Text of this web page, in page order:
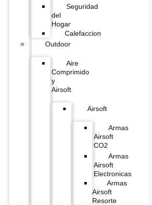
Seguridad
del
Hogar
Calefaccion
Outdoor
Aire
Comprimido
y
Airsoft
Airsoft
Armas
Airsoft
CO2
Armas
Airsoft
Electronicas
Armas
Airsoft
Resorte